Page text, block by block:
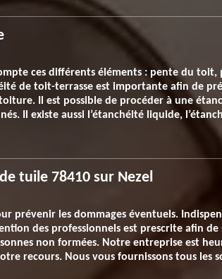
ces différents éléments : pente du
de toit-terrasse est importante afin de
Il est possible de procéder à une
Il existe aussi l’étanchéité liquide,
tuile 78410 sur Nezel
prévenir les dommages éventuels.
des professionnels est prescrite afin
non formées. Notre entreprise est
recours. Nous vous fournissons tous les